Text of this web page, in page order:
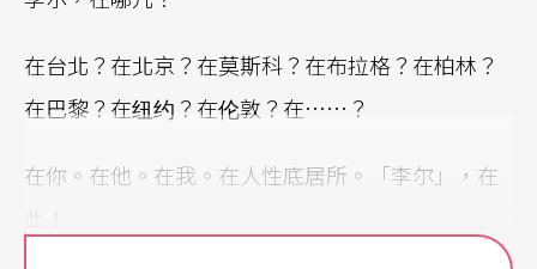
在台北？在北京？在莫斯科？在布拉格？在柏林？
在巴黎？在纽约？在伦敦？在……？
在你。在他。在我。在人性底居所。「李尔」，在
此！